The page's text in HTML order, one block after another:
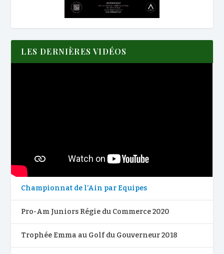
LES DERNIÈRES VIDÉOS
Championnat de l’Ain par Equipes
Pro-Am Juniors Régie du Commerce 2020
Trophée Emma au Golf du Gouverneur 2018